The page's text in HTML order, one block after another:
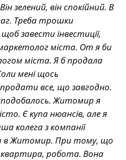
зелений, він спокійний. В
Треба трошки
завести інвестиції,
міста. От я би
міста. Я б продала
мені щось
все, що завгодно.
Житомир я
Є купа нюансів, але я
колега з компанії
в Житомир. При тому, що
квартира, робота. Вона